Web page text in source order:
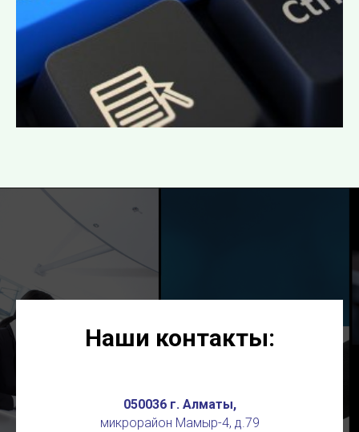
Наши контакты:
050036 г. Алматы,
микрорайон Мамыр-4, д.79